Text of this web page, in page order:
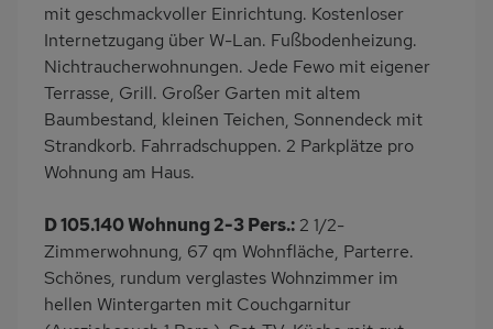
mit geschmackvoller Einrichtung. Kostenloser
Internetzugang über W-Lan. Fußbodenheizung.
Nichtraucherwohnungen. Jede Fewo mit eigener
Terrasse, Grill. Großer Garten mit altem
Baumbestand, kleinen Teichen, Sonnendeck mit
Strandkorb. Fahrradschuppen. 2 Parkplätze pro
Wohnung am Haus.
D 105.140 Wohnung 2-3 Pers.: 2 1/2-
Zimmerwohnung, 67 qm Wohnfläche, Parterre.
Schönes, rundum verglastes Wohnzimmer im
hellen Wintergarten mit Couchgarnitur